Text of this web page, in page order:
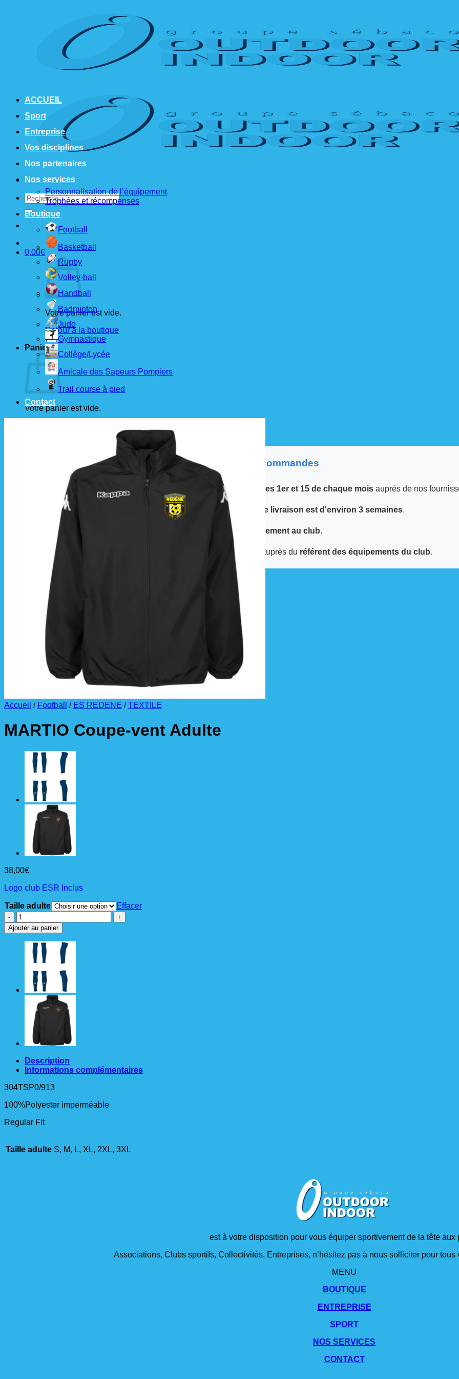
Recherche
pour :
0,00€
Votre panier est vide.
Retour à la boutique
Panier
Votre panier est vide.
📦 Informations sur les commandes
Les commandes sont passées les 1er et 15 de chaque moisauprès de nos
À partir de ces dates, le délai de livraison est d'environ 3 semaines.
La livraison est effectuée directement au club.
La commande est à récupérer auprès du référent des équipements du club.
ACCUEIL
Sport
Entreprise
Vos disciplines
Nos partenaires
Nos services
Personnalisation de l’équipement
Trophées et récompenses
Boutique
Football
Basketball
Rugby
Volley-ball
Handball
Badminton
Judo
Gymnastique
Collège/Lycée
Amicale des Sapeurs Pompiers
Trail course à pied
Contact
Accueil / Football / ES REDENE / TEXTILE
MARTIO Coupe-vent Adulte
38,00€
Logo club ESR Inclus
Taille adulte
Effacer
quantité
de
MARTIO
Coupe-
Adulte
Ajouter au panier
Description
Informations complémentaires
304TSP0/913
100%Polyester imperméable
Regular Fit
Taille adulte S, M, L, XL, 2XL, 3XL
est à votre disposition pour vous équiper sportivement de la tête aux
Associations, Clubs sportifs, Collectivités, Entreprises, n’hésitez pas à nous solliciter pour
MENU
BOUTIQUE
ENTREPRISE
SPORT
NOS SERVICES
CONTACT